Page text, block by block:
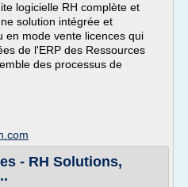
logicielle RH complète et
solution intégrée et
en mode vente licences qui
de l'ERP des Ressources
des processus de
- RH Solutions,